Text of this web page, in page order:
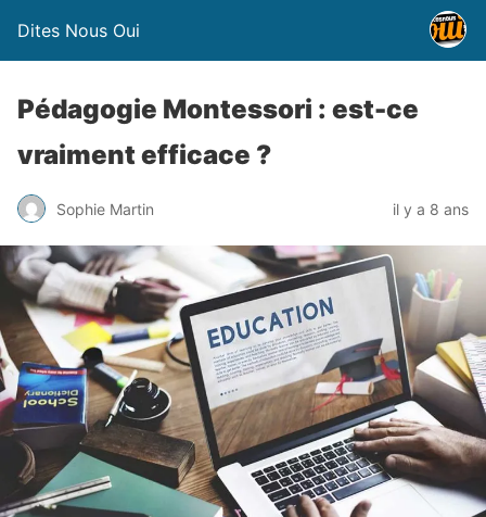
Dites Nous Oui
Pédagogie Montessori : est-ce
vraiment efficace ?
Sophie Martin il y a 8 ans